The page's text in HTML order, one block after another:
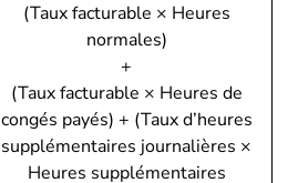
(Taux facturable × Heures
normales)
+
(Taux facturable × Heures de
congés payés) + (Taux d’heures
supplémentaires journalières ×
Heures supplémentaires